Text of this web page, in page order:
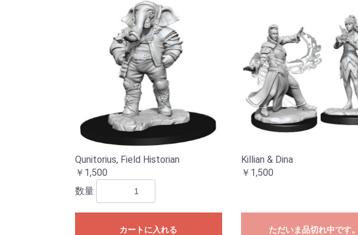
Qunitorius, Field Historian
￥1,500
数量
カートに入れる
Killian & Dina
￥1,500
ただいま品切れ中です。